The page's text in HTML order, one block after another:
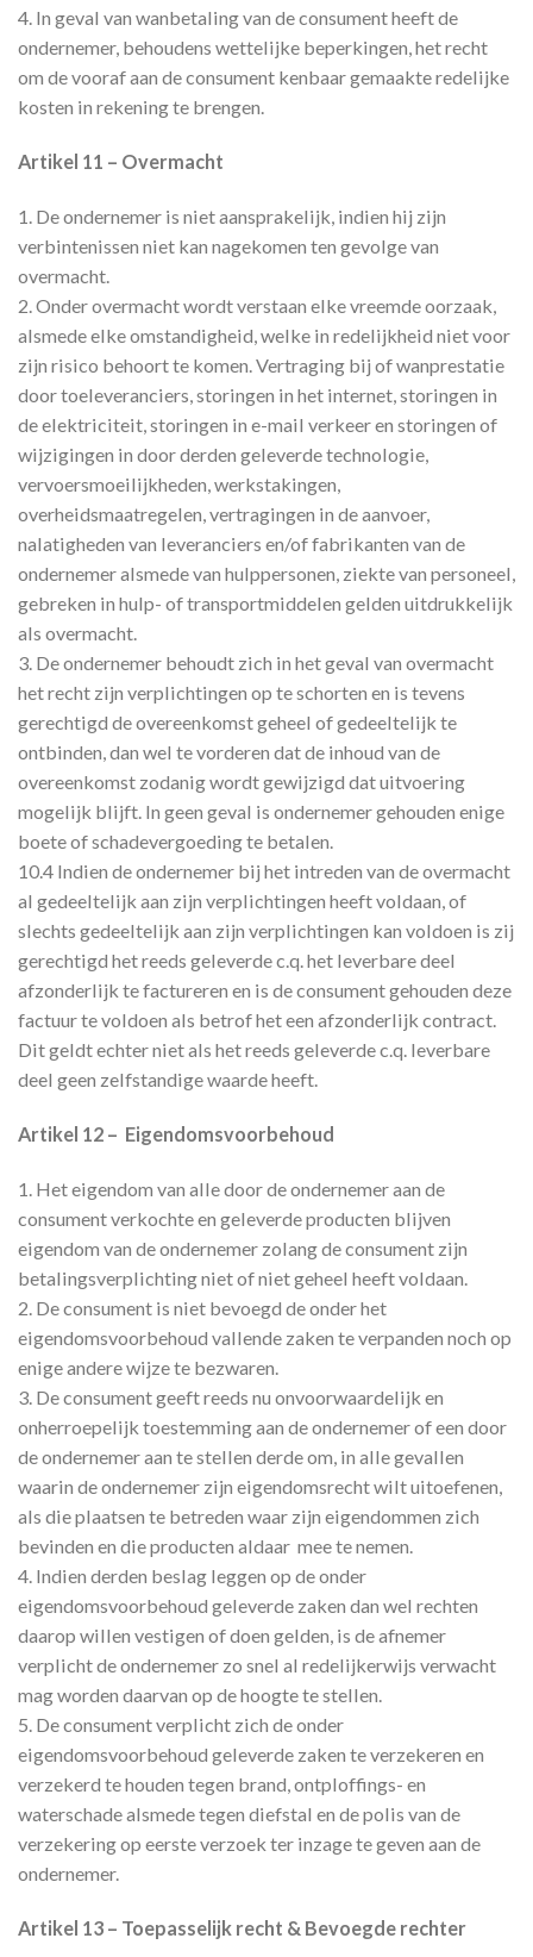
4. In geval van wanbetaling van de consument heeft de
ondernemer, behoudens wettelijke beperkingen, het recht
om de vooraf aan de consument kenbaar gemaakte redelijke
kosten in rekening te brengen.
Artikel 11 – Overmacht
1. De ondernemer is niet aansprakelijk, indien hij zijn
verbintenissen niet kan nagekomen ten gevolge van
overmacht.
2. Onder overmacht wordt verstaan elke vreemde oorzaak,
alsmede elke omstandigheid, welke in redelijkheid niet voor
zijn risico behoort te komen. Vertraging bij of wanprestatie
door toeleveranciers, storingen in het internet, storingen in
de elektriciteit, storingen in e-mail verkeer en storingen of
wijzigingen in door derden geleverde technologie,
vervoersmoeilijkheden, werkstakingen,
overheidsmaatregelen, vertragingen in de aanvoer,
nalatigheden van leveranciers en/of fabrikanten van de
ondernemer alsmede van hulppersonen, ziekte van personeel,
gebreken in hulp- of transportmiddelen gelden uitdrukkelijk
als overmacht.
3. De ondernemer behoudt zich in het geval van overmacht
het recht zijn verplichtingen op te schorten en is tevens
gerechtigd de overeenkomst geheel of gedeeltelijk te
ontbinden, dan wel te vorderen dat de inhoud van de
overeenkomst zodanig wordt gewijzigd dat uitvoering
mogelijk blijft. In geen geval is ondernemer gehouden enige
boete of schadevergoeding te betalen.
10.4 Indien de ondernemer bij het intreden van de overmacht
al gedeeltelijk aan zijn verplichtingen heeft voldaan, of
slechts gedeeltelijk aan zijn verplichtingen kan voldoen is zij
gerechtigd het reeds geleverde c.q. het leverbare deel
afzonderlijk te factureren en is de consument gehouden deze
factuur te voldoen als betrof het een afzonderlijk contract.
Dit geldt echter niet als het reeds geleverde c.q. leverbare
deel geen zelfstandige waarde heeft.
Artikel 12 – Eigendomsvoorbehoud
1. Het eigendom van alle door de ondernemer aan de
consument verkochte en geleverde producten blijven
eigendom van de ondernemer zolang de consument zijn
betalingsverplichting niet of niet geheel heeft voldaan.
2. De consument is niet bevoegd de onder het
eigendomsvoorbehoud vallende zaken te verpanden noch op
enige andere wijze te bezwaren.
3. De consument geeft reeds nu onvoorwaardelijk en
onherroepelijk toestemming aan de ondernemer of een door
de ondernemer aan te stellen derde om, in alle gevallen
waarin de ondernemer zijn eigendomsrecht wilt uitoefenen,
als die plaatsen te betreden waar zijn eigendommen zich
bevinden en die producten aldaar mee te nemen.
4. Indien derden beslag leggen op de onder
eigendomsvoorbehoud geleverde zaken dan wel rechten
daarop willen vestigen of doen gelden, is de afnemer
verplicht de ondernemer zo snel al redelijkerwijs verwacht
mag worden daarvan op de hoogte te stellen.
5. De consument verplicht zich de onder
eigendomsvoorbehoud geleverde zaken te verzekeren en
verzekerd te houden tegen brand, ontploffings- en
waterschade alsmede tegen diefstal en de polis van de
verzekering op eerste verzoek ter inzage te geven aan de
ondernemer.
Artikel 13 – Toepasselijk recht & Bevoegde rechter